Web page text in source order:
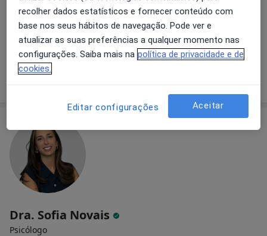
LUMA Psicologia Clínica | Consultório Online – Lisboa
Consulta de Psicologia Clínica
Solicite um atendimento
Dra. Sofia Novais
Psicólogo
recolher dados estatísticos e fornecer conteúdo com
base nos seus hábitos de navegação. Pode ver e
atualizar as suas preferências a qualquer momento nas
configurações. Saiba mais na política de privacidade e de
cookies.
Editar configurações Aceitar